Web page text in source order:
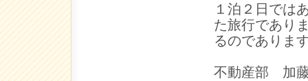
１泊２日では
た旅行であり
るのでありま
不動産部 加